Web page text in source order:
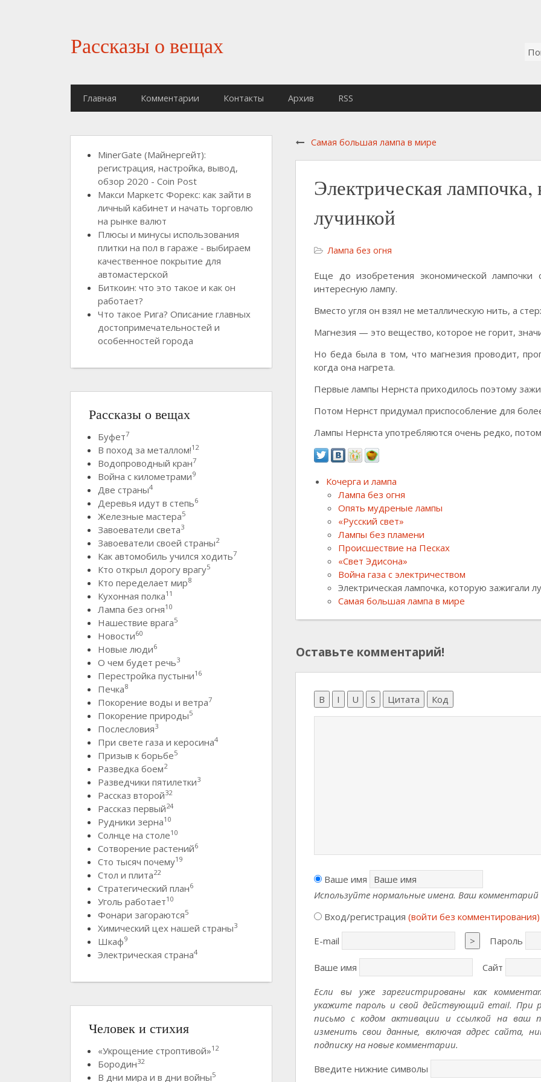
Рассказы о вещах
Главная Комментарии Контакты Архив RSS
Самая большая лампа в мире
Электрическая
лучинкой
Лампа без огня
Еще до изобретения экономической
интересную лампу.
Вместо угля он взял не металлическую нить, а
Магнезия — это вещество, которое не горит,
Но беда была в том, что магнезия проводит,
когда она нагрета.
Первые лампы Нернста приходилось поэтому
Потом Нернст придумал приспособление для
Лампы Нернста употребляются очень редко,
Кочерга и лампа
Лампа без огня
Опять мудреные лампы
«Русский свет»
Лампы без пламени
Происшествие на Песках
«Свет Эдисона»
Война газа с электричеством
Электрическая лампочка, которую зажигали
Самая большая лампа в мире
Оставьте комментарий!
B I U S Цитата Код
Ваше имя
Используйте нормальные имена. Ваш комментарий
Вход/регистрация (войти без комментирования)
E-mail
> Пароль
Ваше имя
Сайт
Если вы уже зарегистрированы как
укажите пароль и свой действующий email. При
письмо с кодом активации и ссылкой на ваш
изменить свои данные, включая адрес сайта,
подписку на новые комментарии.
Введите нижние символы
MinerGate (Майнергейт):
регистрация, настройка, вывод,
обзор 2020 - Coin Post
Макси Маркетс Форекс: как зайти в
личный кабинет и начать торговлю
на рынке валют
Плюсы и минусы использования
плитки на пол в гараже - выбираем
качественное покрытие для
автомастерской
Биткоин: что это такое и как он
работает?
Что такое Рига? Описание главных
достопримечательностей и
особенностей города
Рассказы о вещах
Буфет7
В поход за металлом!12
Водопроводный кран7
Война с километрами9
Две страны4
Деревья идут в степь6
Железные мастера5
Завоеватели света3
Завоеватели своей страны2
Как автомобиль учился ходить7
Кто открыл дорогу врагу5
Кто переделает мир8
Кухонная полка11
Лампа без огня10
Нашествие врага5
Новости60
Новые люди6
О чем будет речь3
Перестройка пустыни16
Печка8
Покорение воды и ветра7
Покорение природы5
Послесловия3
При свете газа и керосина4
Призыв к борьбе5
Разведка боем2
Разведчики пятилетки3
Рассказ второй32
Рассказ первый24
Рудники зерна10
Солнце на столе10
Сотворение растений6
Сто тысяч почему19
Стол и плита22
Стратегический план6
Уголь работает10
Фонари загораются5
Химический цех нашей страны3
Шкаф9
Электрическая страна4
Человек и стихия
«Укрощение строптивой»12
Бородин32
В дни мира и в дни войны5